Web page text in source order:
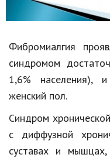
Разное
Животные
Еда и напитки
Праздники и
Кинематограф
Домашние
Фибромиалгия
синдромом
1,6% населения),
женский пол.
Синдром
с диффузной
суставах и